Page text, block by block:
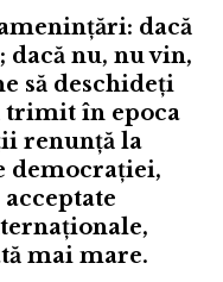
dacă
dacă nu, nu vin,
să deschideți
trimit în epoca
renunță la
democrației,
mai mare.